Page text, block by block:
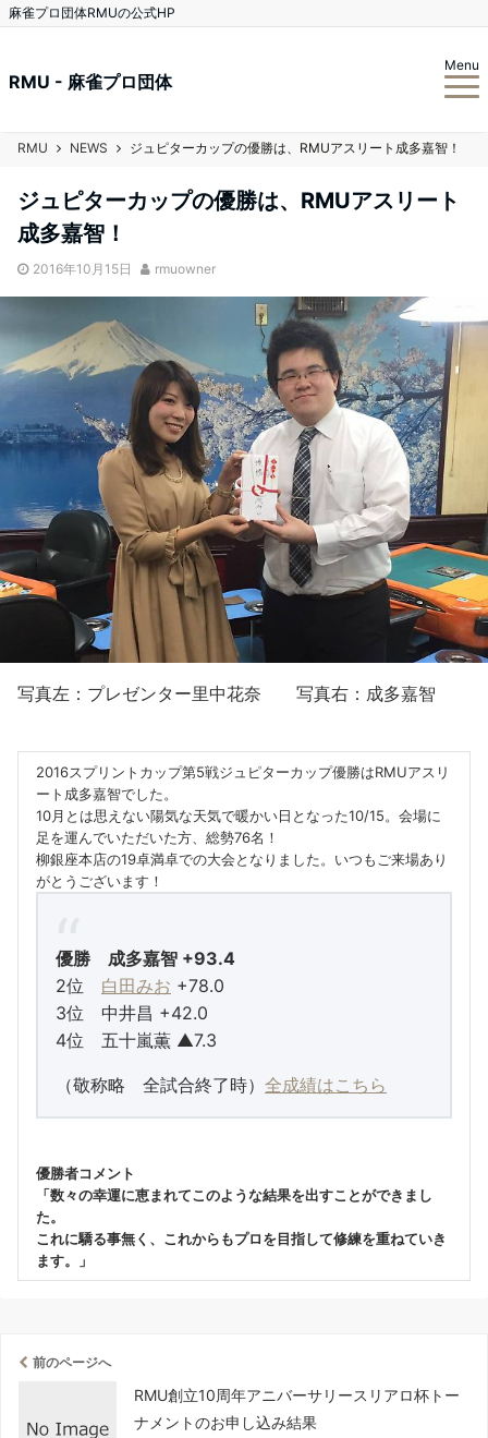
麻雀プロ団体RMUの公式HP
RMU - 麻雀プロ団体
Menu
RMU NEWS ジュピターカップの優勝は、RMUアスリート成多嘉智！
ジュピターカップの優勝は、RMUアスリート
成多嘉智！
2016年10月15日 rmuowner
写真左：プレゼンター里中花奈 写真右：成多嘉智
2016スプリントカップ第5戦ジュピターカップ優勝はRMUアスリ
ート成多嘉智でした。
10月とは思えない陽気な天気で暖かい日となった10/15。会場に
足を運んでいただいた方、総勢76名！
柳銀座本店の19卓満卓での大会となりました。いつもご来場あり
がとうございます！
優勝 成多嘉智 +93.4
2位 白田みお +78.0
3位 中井昌 +42.0
4位 五十嵐薫 ▲7.3
（敬称略 全試合終了時） 全成績はこちら
優勝者コメント
「数々の幸運に恵まれてこのような結果を出すことができまし
た。
これに驕る事無く、これからもプロを目指して修練を重ねていき
ます。」
前のページへ
RMU創立10周年アニバーサリースリアロ杯トー
ナメントのお申し込み結果